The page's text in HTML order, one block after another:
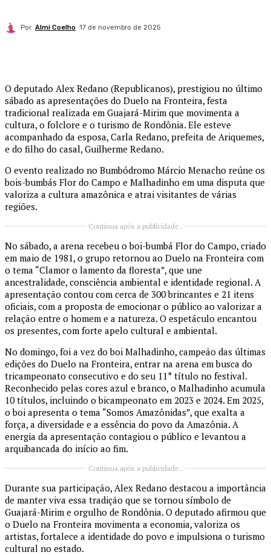
Por Almi Coelho 17 de novembro de 2025
O deputado Alex Redano (Republicanos), prestigiou no último
sábado as apresentações do Duelo na Fronteira, festa
tradicional realizada em Guajará-Mirim que movimenta a
cultura, o folclore e o turismo de Rondônia. Ele esteve
acompanhado da esposa, Carla Redano, prefeita de Ariquemes,
e do filho do casal, Guilherme Redano.
O evento realizado no Bumbódromo Márcio Menacho reúne os
bois-bumbás Flor do Campo e Malhadinho em uma disputa que
valoriza a cultura amazônica e atrai visitantes de várias
regiões.
Continua após a publicidade..
No sábado, a arena recebeu o boi-bumbá Flor do Campo, criado
em maio de 1981, o grupo retornou ao Duelo na Fronteira com
o tema “Clamor o lamento da floresta”, que une
ancestralidade, consciência ambiental e identidade regional. A
apresentação contou com cerca de 300 brincantes e 21 itens
oficiais, com a proposta de emocionar o público ao valorizar a
relação entre o homem e a natureza. O espetáculo encantou
os presentes, com forte apelo cultural e ambiental.
No domingo, foi a vez do boi Malhadinho, campeão das últimas
edições do Duelo na Fronteira, entrar na arena em busca do
tricampeonato consecutivo e do seu 11° título no festival.
Reconhecido pelas cores azul e branco, o Malhadinho acumula
10 títulos, incluindo o bicampeonato em 2023 e 2024. Em 2025,
o boi apresenta o tema “Somos Amazônidas”, que exalta a
força, a diversidade e a essência do povo da Amazônia. A
energia da apresentação contagiou o público e levantou a
arquibancada do início ao fim.
Continua após a publicidade..
Durante sua participação, Alex Redano destacou a importância
de manter viva essa tradição que se tornou símbolo de
Guajará-Mirim e orgulho de Rondônia. O deputado afirmou que
o Duelo na Fronteira movimenta a economia, valoriza os
artistas, fortalece a identidade do povo e impulsiona o turismo
cultural no estado.